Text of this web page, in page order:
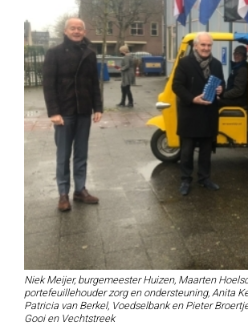
Niek Meijer, burgemeester Huizen, Maarten
portefeuillehouder zorg en ondersteuning, Anita
Patricia van Berkel, Voedselbank en Pieter
Gooi en Vechtstreek